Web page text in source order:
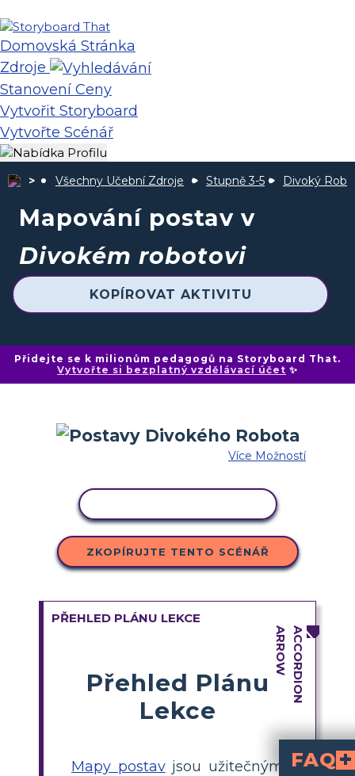
Domovská Stránka
Zdroje
Stanovení Ceny
Vytvořit Storyboard
Vytvořte Scénář
Všechny Učební Zdroje Stupně 3-5 Divoký
Mapování postav v
Divokém robotovi
KOPÍROVAT AKTIVITU
Přidejte se k milionům pedagogů na Storyboard That.
Vytvořte si bezplatný vzdělávací účet ✨
Více Možností
ZKOPÍRUJTE TENTO SCÉNÁŘ
PŘEHLED PLÁNU LEKCE
Přehled Plánu
Lekce
Mapy postavjsou užitečným
FAQ